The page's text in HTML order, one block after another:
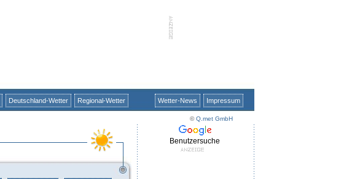
Deutschland-Wetter Regional-Wetter Wetter-News Impressum
©Q.met GmbH
Benutzersuche